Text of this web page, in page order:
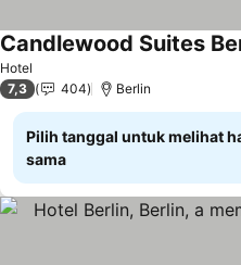
Hotel
Candlewood Suites
7,3 404 Berlin
Pilih tanggal untuk melihat
sama